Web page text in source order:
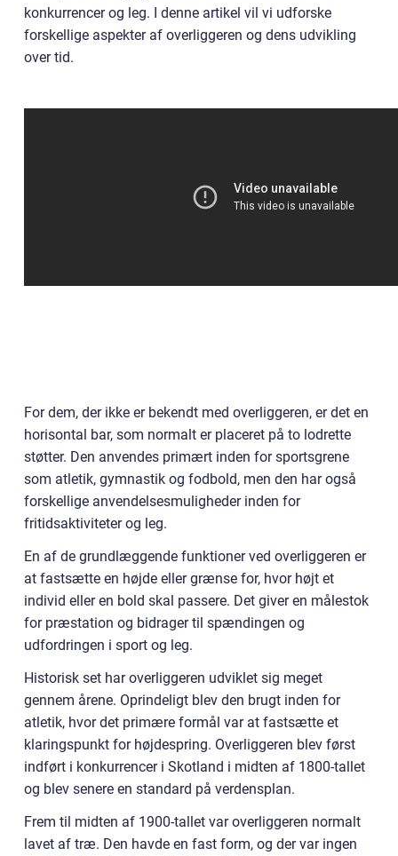
konkurrencer og leg. I denne artikel vil vi udforske
forskellige aspekter af overliggeren og dens udvikling
over tid.
For dem, der ikke er bekendt med overliggeren, er det en
horisontal bar, som normalt er placeret på to lodrette
støtter. Den anvendes primært inden for sportsgrene
som atletik, gymnastik og fodbold, men den har også
forskellige anvendelsesmuligheder inden for
fritidsaktiviteter og leg.
En af de grundlæggende funktioner ved overliggeren er
at fastsætte en højde eller grænse for, hvor højt et
individ eller en bold skal passere. Det giver en målestok
for præstation og bidrager til spændingen og
udfordringen i sport og leg.
Historisk set har overliggeren udviklet sig meget
gennem årene. Oprindeligt blev den brugt inden for
atletik, hvor det primære formål var at fastsætte et
klaringspunkt for højdespring. Overliggeren blev først
indført i konkurrencer i Skotland i midten af 1800-tallet
og blev senere en standard på verdensplan.
Frem til midten af 1900-tallet var overliggeren normalt
lavet af træ. Den havde en fast form, og der var ingen